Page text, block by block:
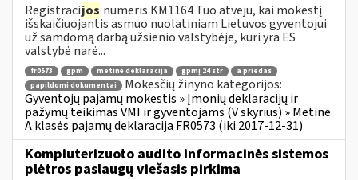
Registracijos numeris KM1164 Tuo atveju, kai mokestį
išskaičiuojantis asmuo nuolatiniam Lietuvos gyventojui
už samdomą darbą užsienio valstybėje, kuri yra ES
valstybė narė...
fr0573 gpm metinė deklaracija gpmį 24 str
a priedas
papildomi dokumentai
Mokesčių žinyno kategorijos:
Gyventojų pajamų mokestis » Įmonių deklaracijų ir
pažymų teikimas VMI ir gyventojams (V skyrius) » Metinė
A klasės pajamų deklaracija FR0573 (iki 2017-12-31)
Kompiuterizuoto audito informacinės sistemos
plėtros paslaugų viešasis pirkima